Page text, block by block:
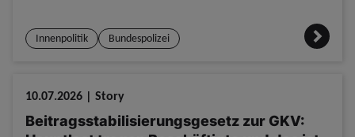
Innenpolitik Bundespolizei
10.07.2026 | Story
Beitragsstabilisierungsgesetz zur GKV: